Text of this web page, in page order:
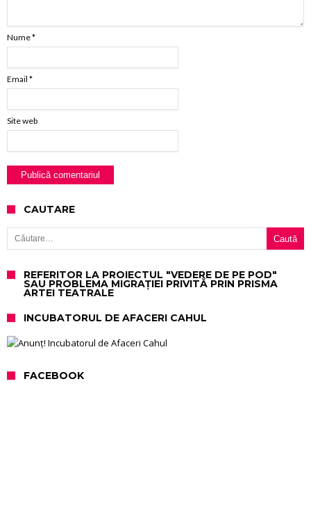
Nume*
Email *
Site web
CAUTARE
Caută după:
REFERITOR LA PROIECTUL "VEDERE DE PE POD"
SAU PROBLEMA MIGRAȚIEI PRIVITĂ PRIN PRISMA
ARTEI TEATRALE
INCUBATORUL DE AFACERI CAHUL
FACEBOOK